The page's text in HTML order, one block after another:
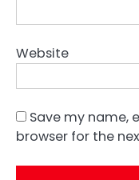
Website
Save my name,
browser for the